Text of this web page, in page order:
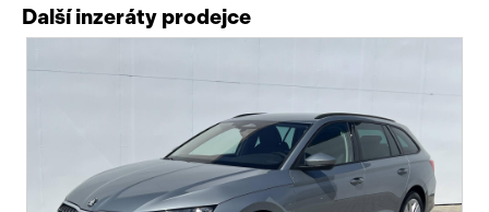
Další inzeráty prodejce